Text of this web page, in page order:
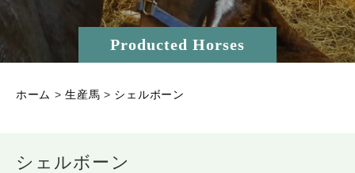
Producted Horses
ホーム >生産馬 > シェルボーン
シェルボーン